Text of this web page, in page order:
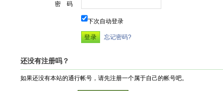
密 码
下次自动登录
忘记密码?
还没有注册吗？
如果还没有本站的通行帐号，请先注册一个属于自己的帐号吧。